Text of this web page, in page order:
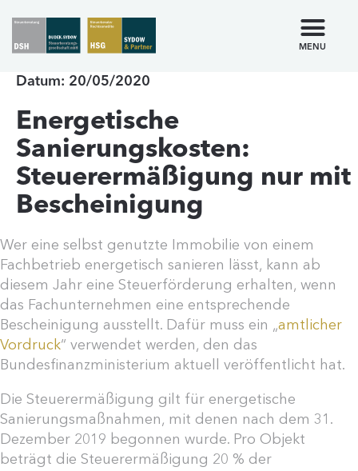
MENU
Datum: 20/05/2020
Energetische
Sanierungskosten:
Steuerermäßigung nur mit
Bescheinigung
Wer eine selbst genutzte Immobilie von einem
Fachbetrieb energetisch sanieren lässt, kann ab
diesem Jahr eine Steuerförderung erhalten, wenn
das Fachunternehmen eine entsprechende
Bescheinigung ausstellt. Dafür muss ein „amtlicher
Vordruck“ verwendet werden, den das
Bundesfinanzministerium aktuell veröffentlicht hat.
Die Steuerermäßigung gilt für energetische
Sanierungsmaßnahmen, mit denen nach dem 31.
Dezember 2019 begonnen wurde. Pro Objekt
beträgt die Steuerermäßigung 20 % der